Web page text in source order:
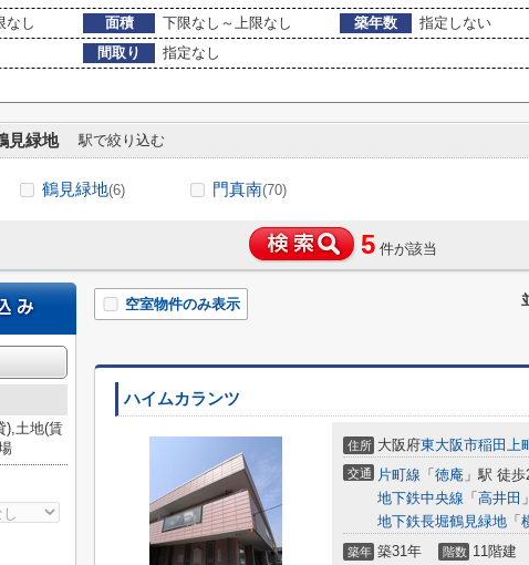
なし 面積 下限なし～上限なし 築年数
指定しない
間取り
指定なし
見緑地 駅で絞り込む
鶴見緑地(6) 門真南(70)
5 件が該当
空室物件のみ表示
ハイムカランツ
住所 大阪府東大阪市稲田上
交通 片町線 「 徳庵 」駅 徒歩
地下鉄中央線 「 高井田
地下鉄長堀鶴見緑地 「
築年 築31年 階数 11階建
),土地(賃